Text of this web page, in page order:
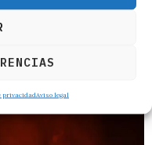
privacidadAviso legal